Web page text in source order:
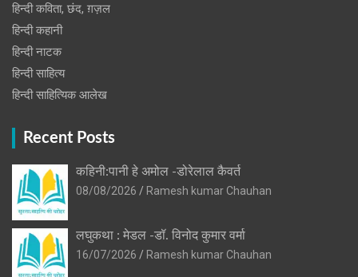
हिन्दी कविता, छंद, ग़ज़ल
हिन्दी कहानी
हिन्‍दी नाटक
हिन्दी साहित्य
हिन्दी साहित्यिक आलेख
Recent Posts
कहिनी:पानी हे अमोल -डोरेलाल कैवर्त
08/08/2026
Ramesh kumar Chauhan
लघुकथा : मेडल -डॉ. विनोद कुमार वर्मा
16/07/2026
Ramesh kumar Chauhan